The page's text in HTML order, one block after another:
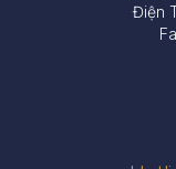
Điện